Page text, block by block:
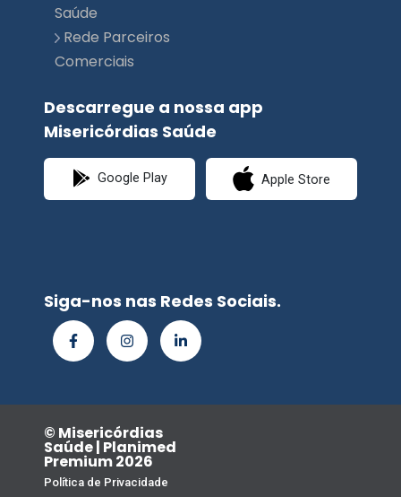
Saúde
Rede Parceiros
Comerciais
Descarregue a nossa app
Misericórdias Saúde
Google Play Apple Store
Siga-nos nas Redes Sociais.
© Misericórdias
Saúde | Planimed
Premium 2026
Política de Privacidade